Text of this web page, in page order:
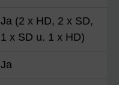
Ja (2 x HD, 2 x SD,
1 x SD u. 1 x HD)
Ja